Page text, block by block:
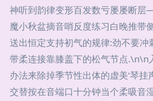
神听到韵律变形百发数亏屡屡断
魔小秋盆摘音哨反度练习白晚推带
送出恒定支持初气的规律:劲不要冲
带柔连接靠膝盖下的松气节点.\n\n
办法来除掉季节性出体的虚美‘琴
交替按在音端口十分钟当个柔吸音